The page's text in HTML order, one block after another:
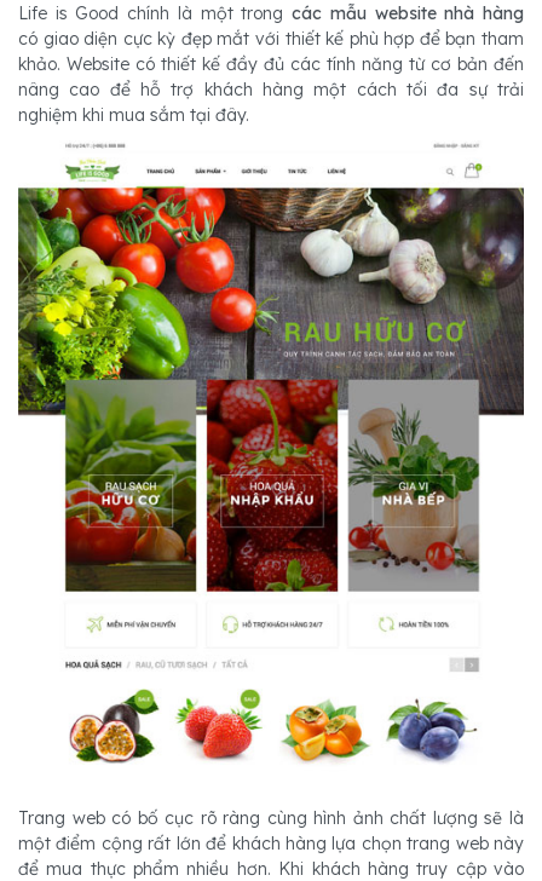
Life is Good chính là một trongcác mẫu website nhà hàng
có giao diện cực kỳ đẹp mắt với thiết kế phù hợp để bạn tham
khảo. Website có thiết kế đầy đủ các tính năng từ cơ bản đến
nâng cao để hỗ trợ khách hàng một cách tối đa sự trải
nghiệm khi mua sắm tại đây.
Trang web có bố cục rõ ràng cùng hình ảnh chất lượng sẽ là
một điểm cộng rất lớn để khách hàng lựa chọn trang web này
để mua thực phẩm nhiều hơn. Khi khách hàng truy cập vào